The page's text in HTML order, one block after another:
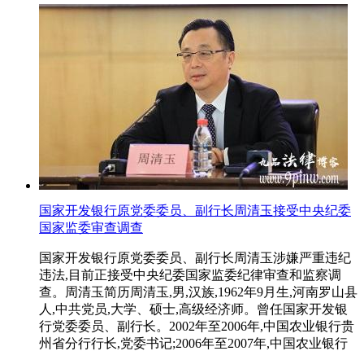
国家开发银行原党委委员、副行长周清玉接受中央纪委
国家监委审查调查
国家开发银行原党委委员、副行长周清玉涉嫌严重违纪
违法,目前正接受中央纪委国家监委纪律审查和监察调
查。周清玉简历周清玉,男,汉族,1962年9月生,河南罗山县
人,中共党员,大学、硕士,高级经济师。曾任国家开发银
行党委委员、副行长。2002年至2006年,中国农业银行贵
州省分行行长,党委书记;2006年至2007年,中国农业银行